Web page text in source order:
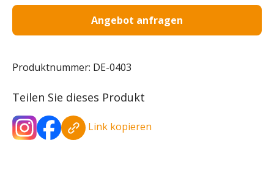
Angebot anfragen
Produktnummer: DE-0403
Teilen Sie dieses Produkt
Link kopieren